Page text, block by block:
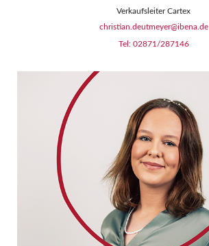
Verkaufsleiter Cartex
christian.deutmeyer@ibena.de
Tel: 02871/287146